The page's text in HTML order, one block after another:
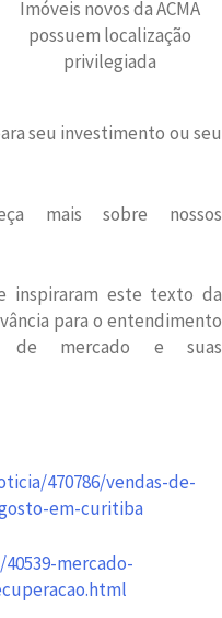
Imóveis novos da ACMA
possuem localização
privilegiada
seu investimento ou seu
mais sobre nossos
inspiraram este texto da
para o entendimento
de mercado e suas
470786/vendas-de-
em-curitiba
mercado-